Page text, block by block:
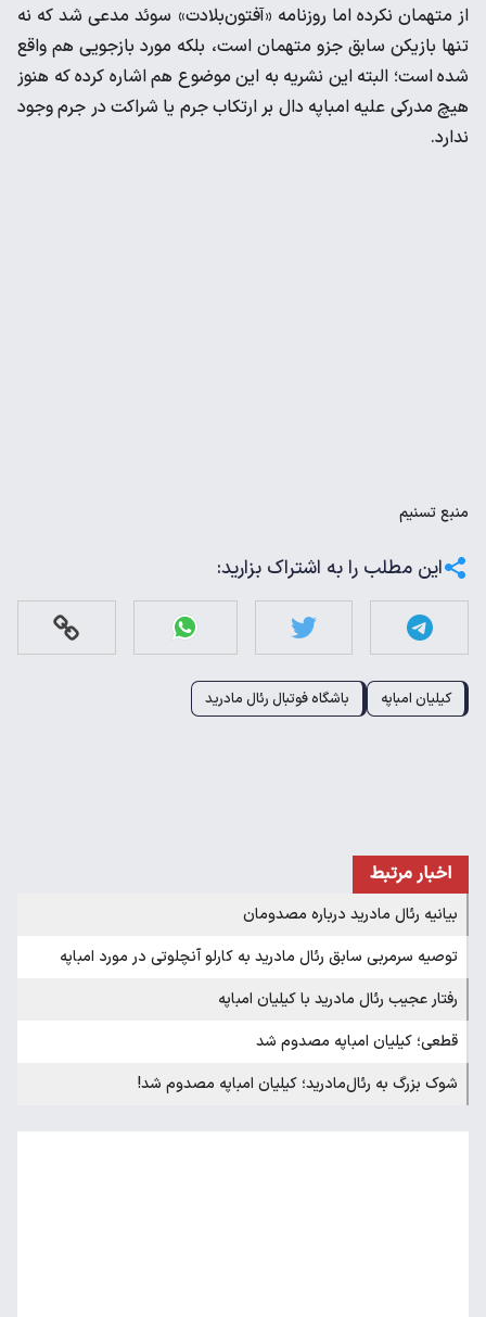
از متهمان نکرده اما روزنامه «آفتون‌بلادت» سوئد مدعی شد که نه
تنها بازیکن سابق جزو متهمان است، بلکه مورد بازجویی هم واقع
شده است؛ البته این نشریه به این موضوع هم اشاره کرده که هنوز
هیچ مدرکی علیه امباپه دال بر ارتکاب جرم یا شراکت در جرم وجود
ندارد.
منبعتسنیم
این مطلب را به اشتراک بزارید:
کیلیان امباپه باشگاه فوتبال رئال مادرید
اخبار مرتبط
بیانیه رئال مادرید درباره مصدومان
توصیه سرمربی سابق رئال مادرید به کارلو آنچلوتی در مورد امباپه
رفتار عجیب رئال مادرید با کیلیان امباپه
قطعی؛ کیلیان امباپه مصدوم شد
شوک بزرگ به رئال‌مادرید؛ کیلیان امباپه مصدوم شد!